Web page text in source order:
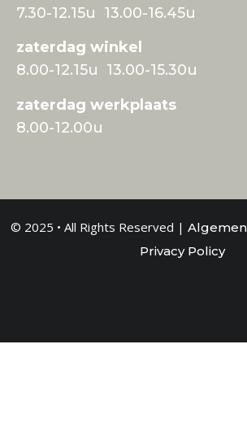
7.30-12.15u 13.00-16.45u
zaterdag winkel
8.00-12.15u 13.00-15.30u
zaterdag werkplaats
8.00-12.00u
© 2025 • All Rights Reserved |
Privacy Policy